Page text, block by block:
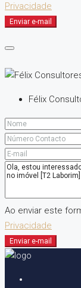
Privacidade
Enviar e-mail
Félix
Ao enviar este
Privacidade
Enviar e-mail